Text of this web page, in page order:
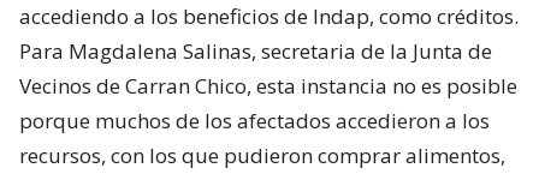
accediendo a los beneficios de Indap, como créditos.
Para Magdalena Salinas, secretaria de la Junta de
Vecinos de Carran Chico, esta instancia no es posible
porque muchos de los afectados accedieron a los
recursos, con los que pudieron comprar alimentos,